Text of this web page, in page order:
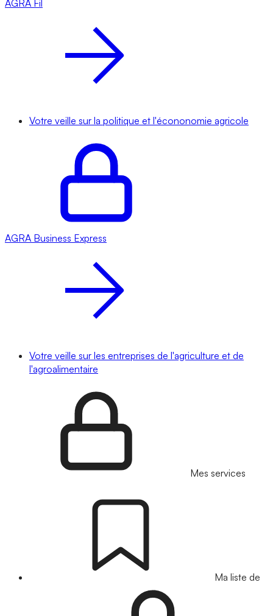
AGRA Fil
Votre veille sur la politique et l'écononomie agricole
AGRA Business Express
Votre veille sur les entreprises de l'agriculture et de
l'agroalimentaire
Mes services
Ma liste de